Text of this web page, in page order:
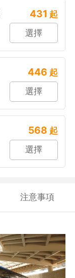
431 起
選擇
446 起
選擇
568 起
選擇
注意事項